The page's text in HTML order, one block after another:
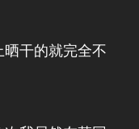
干的就完全不